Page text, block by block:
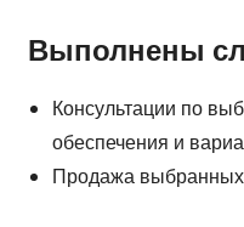
Выполнены
Консультации по
обеспечения и
Продажа